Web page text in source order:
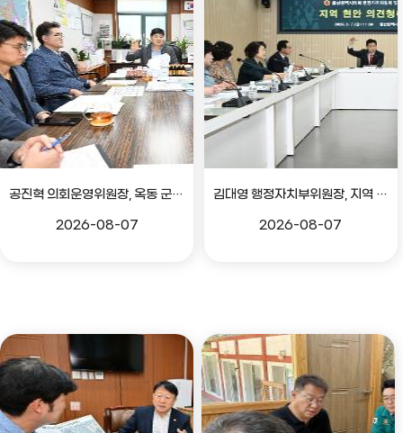
공진혁 의회운영위원장, 옥동 군부대 이전지 양동마을 주민지원사업 점검
2026-08-07
김대영 행정자치부위원장, 지역 현안 의견 청취 간담회
2026-08-07